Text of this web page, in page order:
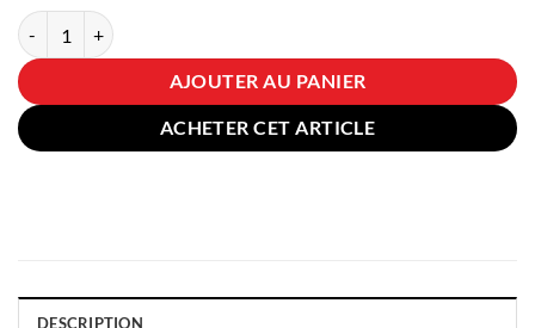
quantité de Thermos Thé Inox Plage
AJOUTER AU PANIER
ACHETER CET ARTICLE
DESCRIPTION